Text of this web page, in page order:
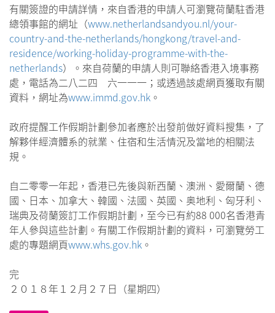
有關簽證的申請詳情，來自香港的申請人可瀏覽荷蘭駐香港
總領事館的網址（www.netherlandsandyou.nl/your-
country-and-the-netherlands/hongkong/travel-and-
residence/working-holiday-programme-with-the-
netherlands）。來自荷蘭的申請人則可聯絡香港入境事務
處，電話為二八二四 六一一一；或透過該處網頁獲取有關
資料，網址為www.immd.gov.hk 。
政府提醒工作假期計劃參加者應於出發前做好資料搜集，了
解夥伴經濟體系的就業、住宿和生活情況及當地的相關法
規。
自二零零一年起，香港已先後與新西蘭、澳洲、愛爾蘭、德
國、日本、加拿大、韓國、法國、英國、奥地利、匈牙利、
瑞典及荷蘭簽訂工作假期計劃，至今已有約88 000名香港青
年人參與這些計劃。有關工作假期計劃的資料，可瀏覽勞工
處的專題網頁www.whs.gov.hk 。
完
２０１８年１２月２７日（星期四）